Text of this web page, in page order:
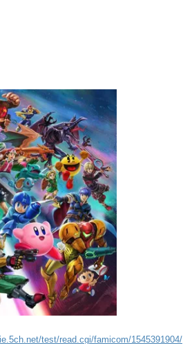
test/read.cgi/famicom/1545391904/